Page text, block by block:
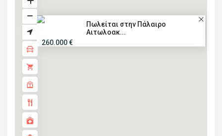
Πωλείται στην Πάλαιρο
Αιτωλοακ...
260.000 €